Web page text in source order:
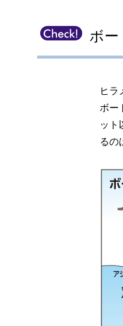
ボー
ヒラ
ボー
ット
るの